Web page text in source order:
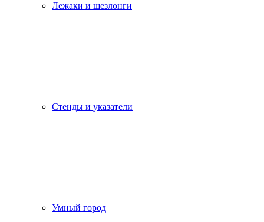
Лежаки и шезлонги
Стенды и указатели
Умный город